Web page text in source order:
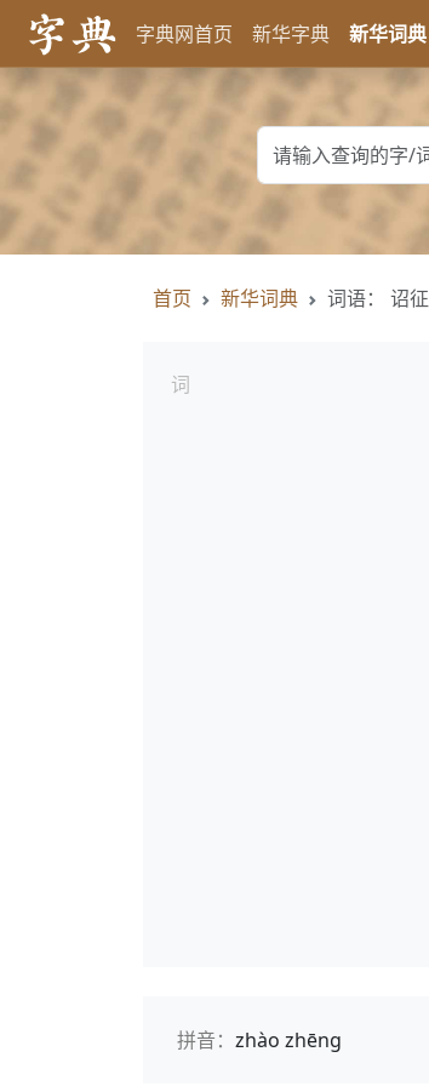
字典网首页 新华字典 新华词典
首页 新华词典 词语： 诏征
词
拼音： zhào zhēng